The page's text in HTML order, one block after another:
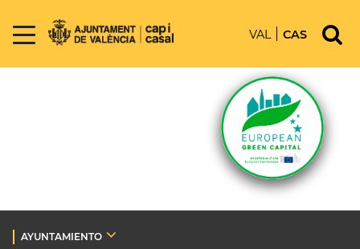
VAL CAS
AYUNTAMIENTO